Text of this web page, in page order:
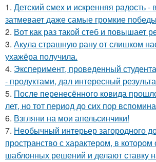
1. Детский смех и искренняя радость -
затмевает даже самые громкие
2. Вот как раз такой стеб и повышает
3. Акула страшную рану от слишком
ухажёра получила.
4. Эксперимент, проведенный
- продуктами, дал интересный
5. После перенесённого ковида
лет, но тот период до сих пор
6. Взгляни на мои апельсинчики!
7. Необычный интерьер загородного
пространство с характером, в котором
шаблонных решений и делают ставку